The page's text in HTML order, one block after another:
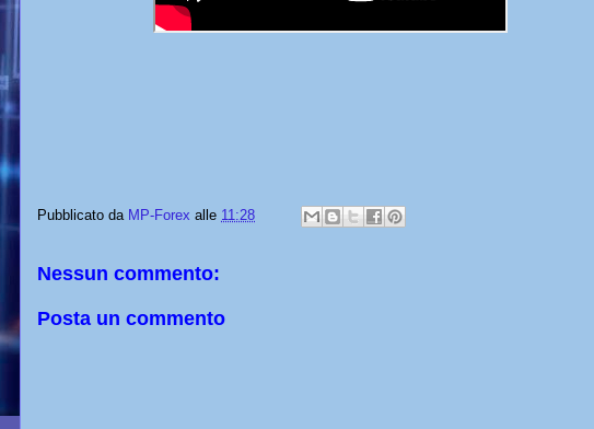
Pubblicato da MP-Forex alle 11:28
Nessun commento:
Posta un commento